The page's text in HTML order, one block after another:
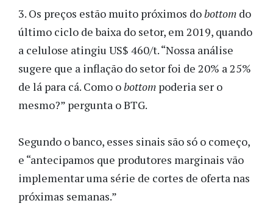
3. Os preços estão muito próximos dobottom do
último ciclo de baixa do setor, em 2019, quando
a celulose atingiu US$ 460/t. “Nossa análise
sugere que a inflação do setor foi de 20% a 25%
de lá para cá. Como obottom poderia ser o
mesmo?” pergunta o BTG.
Segundo o banco, esses sinais são só o começo,
e “antecipamos que produtores marginais vão
implementar uma série de cortes de oferta nas
próximas semanas.”